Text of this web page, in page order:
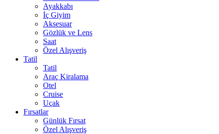
Ayakkabı
İç Giyim
Aksesuar
Gözlük ve Lens
Saat
Özel Alışveriş
Tatil
Tatil
Araç Kiralama
Otel
Cruise
Uçak
Fırsatlar
Günlük Fırsat
Özel Alışveriş